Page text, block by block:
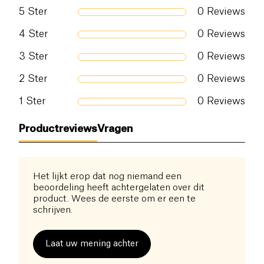
droog is, brengt u een pleister aan.
Als het een wit puistje is dat is doorboord:
desinfecteer met een alcoholvrije oplossing en
breng de reparatiebehandeling aan. Zodra het
goed is opgenomen en het gebied droog is, brengt
u een pleister aan.
5 Ster 0 Reviews
4 Ster 0 Reviews
3 Ster 0 Reviews
2 Ster 0 Reviews
1 Ster 0 Reviews
ProductreviewsVragen
Het lijkt erop dat nog niemand een
beoordeling heeft achtergelaten over dit
product. Wees de eerste om er een te
schrijven.
Laat uw mening achter